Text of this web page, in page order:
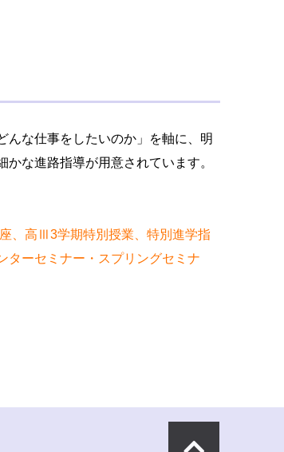
んな仕事をしたいのか」を軸に、明
な進路指導が用意されています。
、高Ⅲ3学期特別授業、特別進学指
ターセミナー・スプリングセミナ